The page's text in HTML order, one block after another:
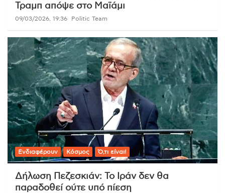
Τραμπ απόψε στο Μαϊάμι
09/03/2026, 19:36 Politic Team
Ενδιαφέρουν Κόσμος Ό,τι είναι!
Δήλωση Πεζεσκιάν: Το Ιράν δεν θα
παραδοθεί ούτε υπό πίεση